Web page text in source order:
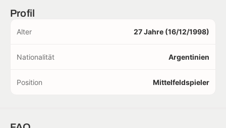
Profil
Alter 27 Jahre (16/12/1998)
Nationalität Argentinien
Position Mittelfeldspieler